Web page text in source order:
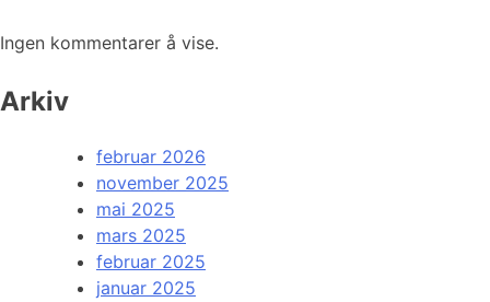
Ingen kommentarer å vise.
Arkiv
februar 2026
november 2025
mai 2025
mars 2025
februar 2025
januar 2025